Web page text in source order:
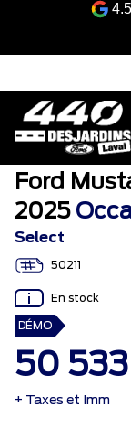
4.5
Ford
2025
Select
50211
En stock
DÉMO
50
+ Taxes et Imm